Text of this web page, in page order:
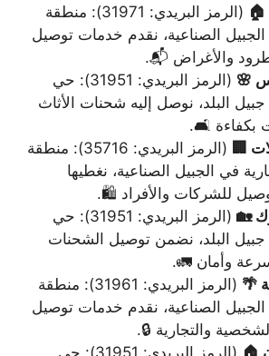
🏠
(الرمز البريدي: 31971): منطقة
الصناعية، نقدم خدمات توصيل
والأغراض 📬.
🌸
(الرمز البريدي: 31951): حي
البلد، نوصل إليه شحنات الأثاث
بكفاءة 🛋️.
🏢
(الرمز البريدي: 35716): منطقة
في الجبيل الصناعية، نغطيها
للشركات والأفراد 🛍️.
🏡
(الرمز البريدي: 31951): حي
البلد، نضمن توصيل الشحنات
وأمان 🚛.
🌴
(الرمز البريدي: 31961): منطقة
الصناعية، نقدم خدمات توصيل
والتجارية 🔒.